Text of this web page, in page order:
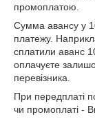
промоплатою.
Сумма авансу у
платежу.
сплатили аванс
оплачуєте
перевізника.
При передплаті
чи промоплаті -